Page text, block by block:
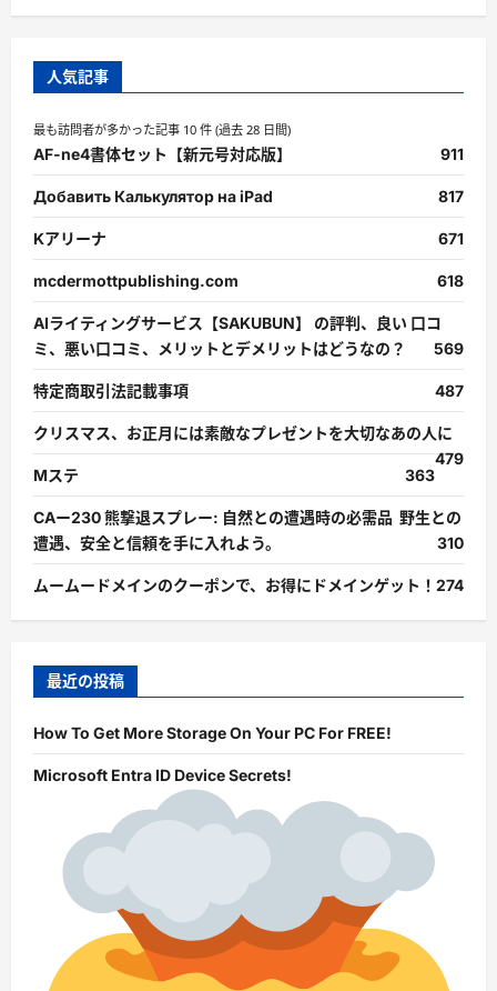
人気記事
最も訪問者が多かった記事 10 件 (過去 28 日間)
AF-ne4書体セット【新元号対応版】 911
Добавить Калькулятор на iPad 817
Kアリーナ 671
mcdermottpublishing.com 618
AIライティングサービス【SAKUBUN】 の評判、良い 口コ
ミ、悪い口コミ、メリットとデメリットはどうなの？
569
特定商取引法記載事項 487
クリスマス、お正月には素敵なプレゼントを大切なあの人に
479
Mステ
363
CAー230 熊撃退スプレー: 自然との遭遇時の必需品 野生との
遭遇、安全と信頼を手に入れよう。
310
ムームードメインのクーポンで、お得にドメインゲット！ 274
最近の投稿
How To Get More Storage On Your PC For FREE!
Microsoft Entra ID Device Secrets!